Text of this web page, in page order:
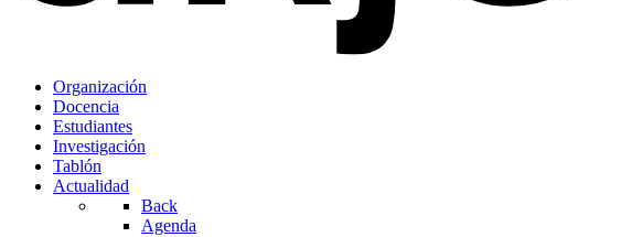
Organización
Docencia
Estudiantes
Investigación
Tablón
Actualidad
Back
Agenda